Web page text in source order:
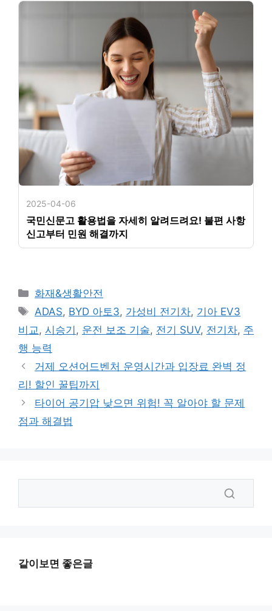
2025-04-06
국민신문고 활용법을 자세히 알려드려요! 불편 사항
신고부터 민원 해결까지
카
테
리
화재&생활안전
태
그
ADAS, BYD 아토3, 가성비 전기차, 기아 EV3
비교, 시승기 , 운전 보조 기술, 전기 SUV, 전기차, 주
행 능력
거제 오션어드벤처 운영시간과 입장료 완벽 정
리! 할인 꿀팁까지
타이어 공기압 낮으면 위험! 꼭 알아야 할 문제
점과 해결법
같이보면 좋은글